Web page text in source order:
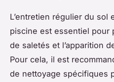
L’entretien régulier du sol
piscine est essentiel pour
de saletés et l’apparition
Pour cela, il est
de nettoyage spécifiques